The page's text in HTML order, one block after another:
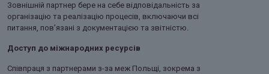
Зовнішній партнер бере на себе відповідальність за
організацію та реалізацію процесів, включаючи всі
питання, пов’язані з документацією та звітністю.
Доступ до міжнародних ресурсів
Співпраця з партнерами з-за меж Польщі, зокрема з